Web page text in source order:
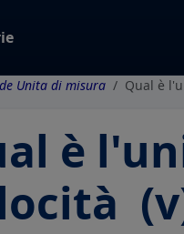
Unita di misura Qual è
è